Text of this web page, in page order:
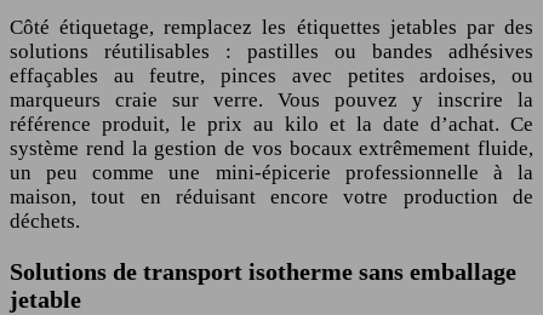
Côté étiquetage, remplacez les étiquettes jetables par des
solutions réutilisables : pastilles ou bandes adhésives
effaçables au feutre, pinces avec petites ardoises, ou
marqueurs craie sur verre. Vous pouvez y inscrire la
référence produit, le prix au kilo et la date d’achat. Ce
système rend la gestion de vos bocaux extrêmement fluide,
un peu comme une mini-épicerie professionnelle à la
maison, tout en réduisant encore votre production de
déchets.
Solutions de transport isotherme sans emballage
jetable